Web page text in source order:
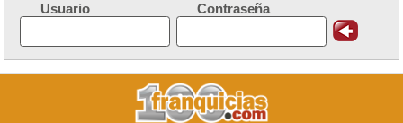
Usuario Contraseña